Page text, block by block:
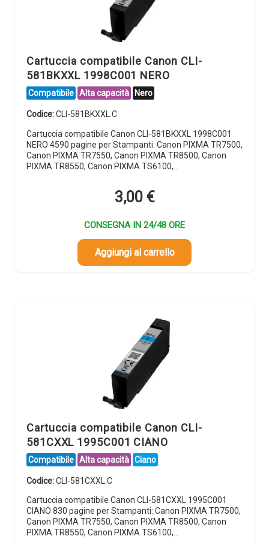
Cartuccia compatibile Canon CLI-
581BKXXL 1998C001 NERO
Compatibile Alta capacità Nero
Codice:CLI-581BKXXL.C
Cartuccia compatibile Canon CLI-581BKXXL 1998C001
NERO 4590 pagine per Stampanti: Canon PIXMA TR7500,
Canon PIXMA TR7550, Canon PIXMA TR8500, Canon
PIXMA TR8550, Canon PIXMA TS6100,…
3,00 €
CONSEGNA IN 24/48 ORE
Aggiungi al carrello
Cartuccia compatibile Canon CLI-
581CXXL 1995C001 CIANO
Compatibile Alta capacità Ciano
Codice:CLI-581CXXL.C
Cartuccia compatibile Canon CLI-581CXXL 1995C001
CIANO 830 pagine per Stampanti: Canon PIXMA TR7500,
Canon PIXMA TR7550, Canon PIXMA TR8500, Canon
PIXMA TR8550, Canon PIXMA TS6100,…